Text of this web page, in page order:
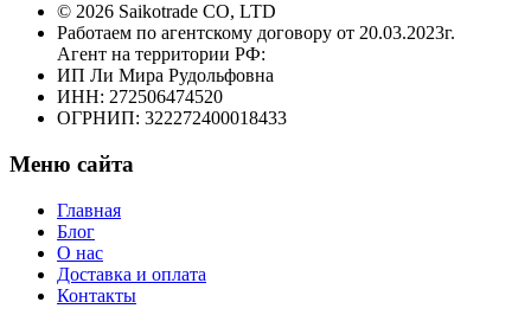
© 2026 Saikotrade CO, LTD
Работаем по агентскому договору от 20.03.2023г.
Агент на территории РФ:
ИП Ли Мира Рудольфовна
ИНН: 272506474520
ОГРНИП: 322272400018433
Меню сайта
Главная
Блог
О нас
Доставка и оплата
Контакты